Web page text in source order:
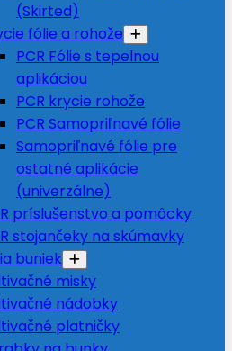
(Skirted)
fólie a rohože
PCR Fólie s tepelnou
aplikáciou
PCR krycie rohože
PCR Samopriľnavé fólie
Samopriľnavé fólie pre
ostatné aplikácie
(univerzálne)
príslušenstvo a pomôcky
stojančeky na skúmavky
buniek
misky
nádobky
platničky